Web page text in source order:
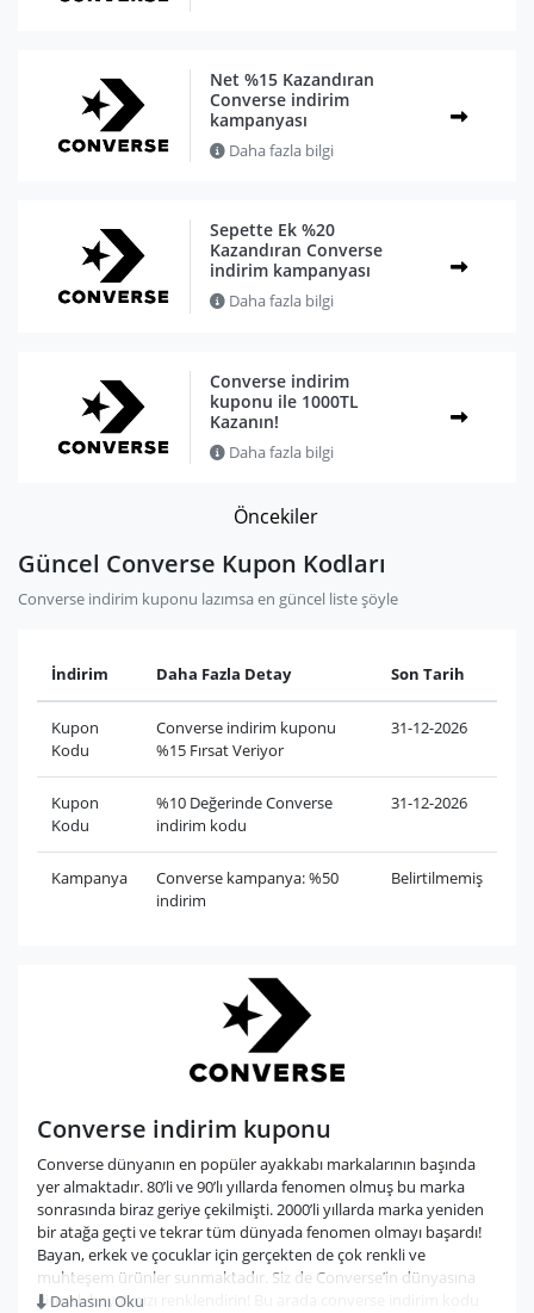
Net %15 Kazandıran
Converse indirim
kampanyası
Daha fazla bilgi
Sepette Ek %20
Kazandıran Converse
indirim kampanyası
Daha fazla bilgi
Converse indirim
kuponu ile 1000TL
Kazanın!
Daha fazla bilgi
Öncekiler
Güncel Converse Kupon Kodları
Converse indirim kuponu lazımsa en güncel liste şöyle
İndirim Daha Fazla Detay Son Tarih
Kupon
Kodu
Converse indirim kuponu
%15 Fırsat Veriyor
31-12-2026
Kupon
Kodu
%10 Değerinde Converse
indirim kodu
31-12-2026
Kampanya
Converse kampanya: %50
indirim
Belirtilmemiş
Converse indirim kuponu
Converse dünyanın en popüler ayakkabı markalarının başında
yer almaktadır. 80’li ve 90’lı yıllarda fenomen olmuş bu marka
sonrasında biraz geriye çekilmişti. 2000’li yıllarda marka yeniden
bir atağa geçti ve tekrar tüm dünyada fenomen olmayı başardı!
Bayan, erkek ve çocuklar için gerçekten de çok renkli ve
muhteşem ürünler sunmaktadır. Siz de Converse’in dünyasına
girerek hayatınızı renklendirin! Bu arada converse indirim kodu
Dahasını Oku